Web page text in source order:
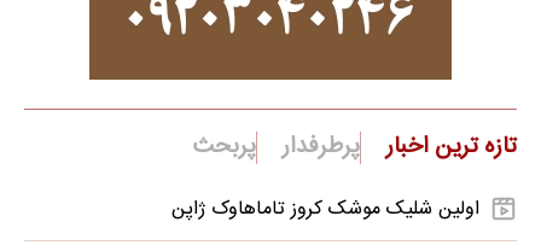
تازه ترین اخبار پرطرفدار پربحث
اولین شلیک موشک کروز تاماهاوک ژاپن